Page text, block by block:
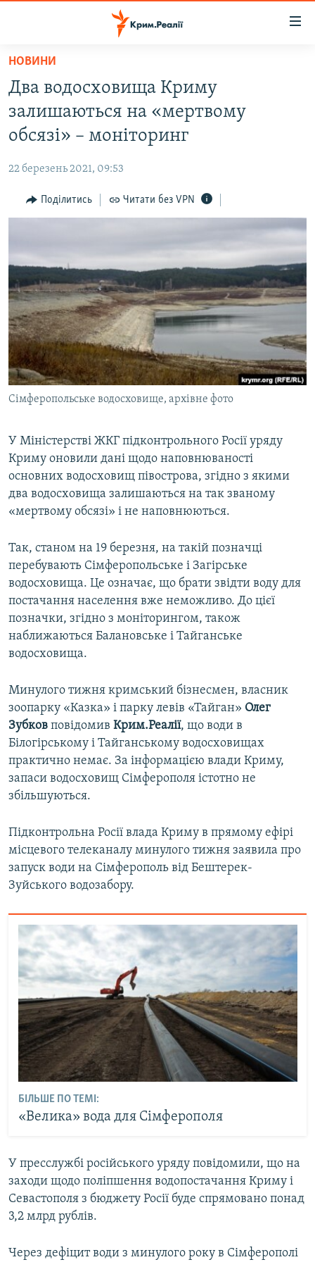
Перейти
основного
матеріалу
Перейти
до
основної
навігації
Перейти
до
ВОДА.КРИМ
ВІДЕО ТА ФОТО
БЛОГИ
ПОГЛЯД
ВСЕ ЗА ДЕНЬ
СПЕЦПРОЕКТИ
ДЕПОРТАЦІЯ
ВІДЕОУРОКИ «ELIFBE»
СВІДЧЕННЯ ОКУПАЦІЇ
УКРАЇНСЬКА ПРОБЛЕМА КРИМУ
ІНФОГРАФІКА
ЯК ОБІЙТИ БЛОКУВАННЯ
Русский
Qırımtatar
ДОЛУЧАЙСЯ!
Усі сайти RFE/RL
НОВИНИ
Два водосховища Криму
залишаються на «мертвому
обсязі» – моніторинг
22 березень 2021, 09:53
Поділитись Читати без VPN
Сімферопольське водосховище, архівне фото
У Міністерстві ЖКГ підконтрольного Росії уряду
Криму оновили дані щодо наповнюваності
основних водосховищ півострова, згідно з якими
два водосховища залишаються на так званому
«мертвому обсязі» і не наповнюються.
Так, станом на 19 березня, на такій позначці
перебувають Сімферопольське і Загірське
водосховища. Це означає, що брати звідти воду для
постачання населення вже неможливо. До цієї
позначки, згідно з моніторингом, також
наближаються Балановське і Тайганське
водосховища.
Минулого тижня кримський бізнесмен, власник
зоопарку «Казка» і парку левів «Тайган» Олег
Зубков повідомив Крим.Реалії, що води в
Білогірському і Тайганському водосховищах
практично немає. За інформацією влади Криму,
запаси водосховищ Сімферополя істотно не
збільшуються.
Підконтрольна Росії влада Криму в прямому ефірі
місцевого телеканалу минулого тижня заявила про
запуск води на Сімферополь від Бештерек-
Зуйського водозабору.
БІЛЬШЕ ПО ТЕМІ:
«Велика» вода для Сімферополя
У пресслужбі російського уряду повідомили, що на
заходи щодо поліпшення водопостачання Криму і
Севастополя з бюджету Росії буде спрямовано понад
3,2 млрд рублів.
Через дефіцит води з минулого року в Сімферополі